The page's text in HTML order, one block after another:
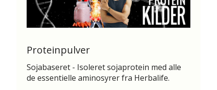
Proteinpulver
Sojabaseret - Isoleret sojaprotein med alle
de essentielle aminosyrer fra Herbalife.